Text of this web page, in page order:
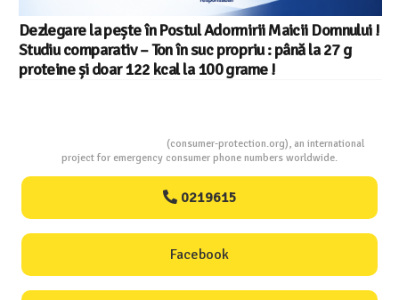
Dezlegare la pește în Postul Adormirii Maicii Domnului !
Studiu comparativ – Ton în suc propriu : până la 27 g
proteine și doar 122 kcal la 100 grame !
(consumer-protection.org), an international
project for emergency consumer phone numbers worldwide.
0219615
Facebook